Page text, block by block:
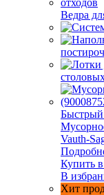
Ведра
Vauth-
Купить
В
Хит